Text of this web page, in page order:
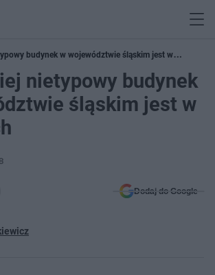
budynek w województwie śląskim jest w
nietypowy budynek
śląskim jest w
Dodaj do Google